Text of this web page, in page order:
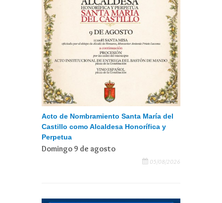
Acto de Nombramiento Santa María del
Castillo como Alcaldesa Honorífica y
Perpetua
Domingo 9 de agosto
05/08/2026